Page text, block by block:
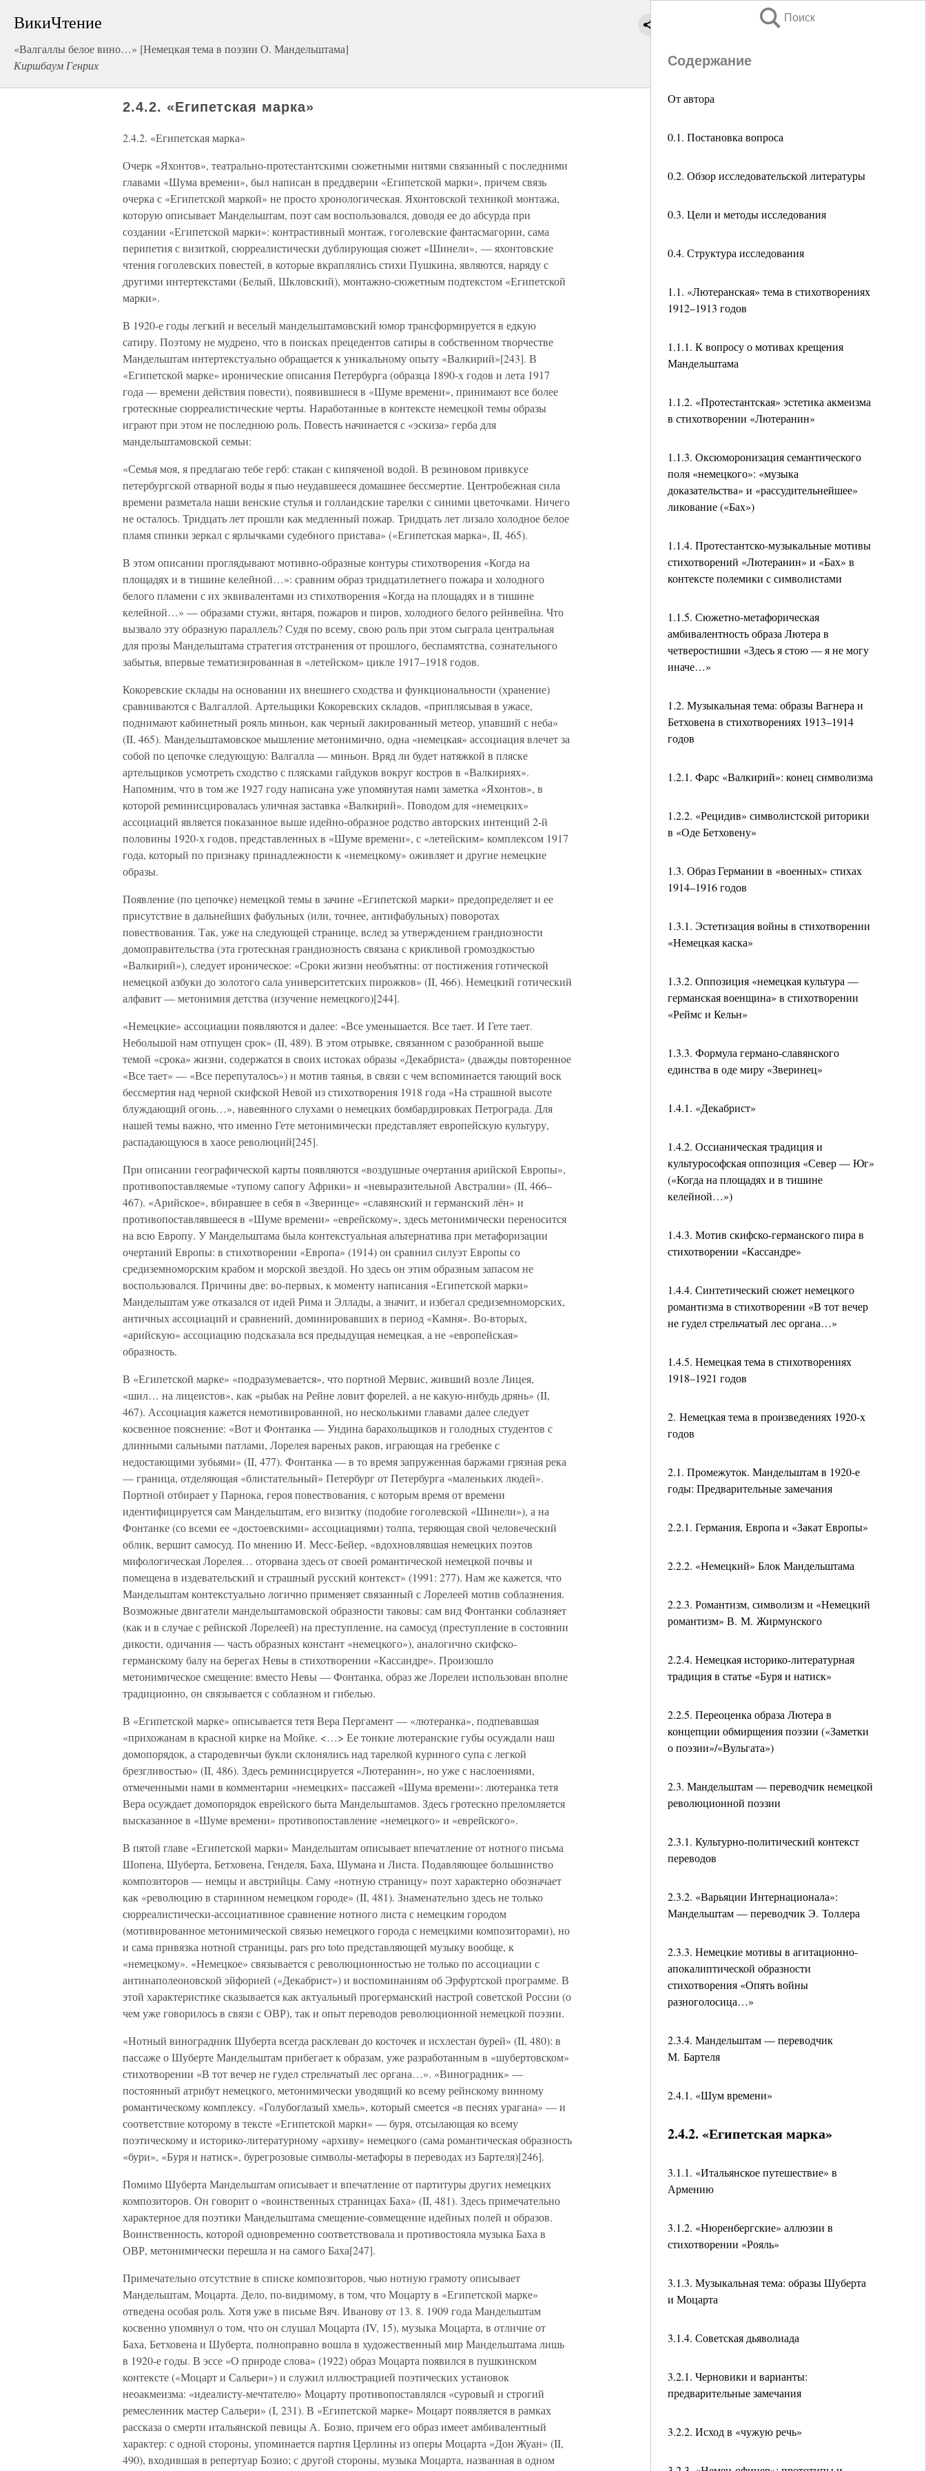
ВикиЧтение
«Валгаллы белое вино…» [Немецкая тема в поэзии О. Мандельштама]
Киршбаум Генрих
Поиск
Содержание
От автора
0.1. Постановка вопроса
0.2. Обзор исследовательской литературы
0.3. Цели и методы исследования
0.4. Структура исследования
1.1. «Лютеранская» тема в стихотворениях
1912–1913 годов
1.1.1. К вопросу о мотивах крещения
Мандельштама
1.1.2. «Протестантская» эстетика акмеизма
в стихотворении «Лютеранин»
1.1.3. Оксюморонизация семантического
поля «немецкого»: «музыка
доказательства» и «рассудительнейшее»
ликование («Бах»)
1.1.4. Протестантско-музыкальные мотивы
стихотворений «Лютеранин» и «Бах» в
контексте полемики с символистами
1.1.5. Сюжетно-метафорическая
амбивалентность образа Лютера в
четверостишии «Здесь я стою — я не могу
иначе…»
1.2. Музыкальная тема: образы Вагнера и
Бетховена в стихотворениях 1913–1914
годов
1.2.1. Фарс «Валкирий»: конец символизма
1.2.2. «Рецидив» символистской риторики
в «Оде Бетховену»
1.3. Образ Германии в «военных» стихах
1914–1916 годов
1.3.1. Эстетизация войны в стихотворении
«Немецкая каска»
1.3.2. Оппозиция «немецкая культура —
германская военщина» в стихотворении
«Реймс и Кельн»
1.3.3. Формула германо-славянского
единства в оде миру «Зверинец»
1.4.1. «Декабрист»
1.4.2. Оссианическая традиция и
культурософская оппозиция «Север — Юг»
(«Когда на площадях и в тишине
келейной…»)
1.4.3. Мотив скифско-германского пира в
стихотворении «Кассандре»
1.4.4. Синтетический сюжет немецкого
романтизма в стихотворении «В тот вечер
не гудел стрельчатый лес органа…»
1.4.5. Немецкая тема в стихотворениях
1918–1921 годов
2. Немецкая тема в произведениях 1920-х
годов
2.1. Промежуток. Мандельштам в 1920-е
годы: Предварительные замечания
2.2.1. Германия, Европа и «Закат Европы»
2.2.2. «Немецкий» Блок Мандельштама
2.2.3. Романтизм, символизм и «Немецкий
романтизм» В. М. Жирмунского
2.2.4. Немецкая историко-литературная
традиция в статье «Буря и натиск»
2.2.5. Переоценка образа Лютера в
концепции обмирщения поэзии («Заметки
о поэзии»/«Вульгата»)
2.3. Мандельштам — переводчик немецкой
революционной поэзии
2.3.1. Культурно-политический контекст
переводов
2.3.2. «Варьяции Интернационала»:
Мандельштам — переводчик Э. Толлера
2.3.3. Немецкие мотивы в агитационно-
апокалиптической образности
стихотворения «Опять войны
разноголосица…»
2.3.4. Мандельштам — переводчик
М. Бартеля
2.4.1. «Шум времени»
2.4.2. «Египетская марка»
3.1.1. «Итальянское путешествие» в
Армению
3.1.2. «Нюренбергские» аллюзии в
стихотворении «Рояль»
3.1.3. Музыкальная тема: образы Шуберта
и Моцарта
3.1.4. Советская дьяволиада
3.2.1. Черновики и варианты:
предварительные замечания
3.2.2. Исход в «чужую речь»
2.4.2. «Египетская марка»
2.4.2. «Египетская марка»
Очерк «Яхонтов», театрально-протестантскими сюжетными нитями связанный с последними
главами «Шума времени», был написан в преддверии «Египетской марки», причем связь
очерка с «Египетской маркой» не просто хронологическая. Яхонтовской техникой монтажа,
которую описывает Мандельштам, поэт сам воспользовался, доводя ее до абсурда при
создании «Египетской марки»: контрастивный монтаж, гоголевские фантасмагории, сама
перипетия с визиткой, сюрреалистически дублирующая сюжет «Шинели», — яхонтовские
чтения гоголевских повестей, в которые вкраплялись стихи Пушкина, являются, наряду с
другими интертекстами (Белый, Шкловский), монтажно-сюжетным подтекстом «Египетской
марки».
В 1920-е годы легкий и веселый мандельштамовский юмор трансформируется в едкую
сатиру. Поэтому не мудрено, что в поисках прецедентов сатиры в собственном творчестве
Мандельштам интертекстуально обращается к уникальному опыту «Валкирий»[243]. В
«Египетской марке» иронические описания Петербурга (образца 1890-х годов и лета 1917
года — времени действия повести), появившиеся в «Шуме времени», принимают все более
гротескные сюрреалистические черты. Наработанные в контексте немецкой темы образы
играют при этом не последнюю роль. Повесть начинается с «эскиза» герба для
мандельштамовской семьи:
«Семья моя, я предлагаю тебе герб: стакан с кипяченой водой. В резиновом привкусе
петербургской отварной воды я пью неудавшееся домашнее бессмертие. Центробежная сила
времени разметала наши венские стулья и голландские тарелки с синими цветочками. Ничего
не осталось. Тридцать лет прошли как медленный пожар. Тридцать лет лизало холодное белое
пламя спинки зеркал с ярлычками судебного пристава» («Египетская марка», II, 465).
В этом описании проглядывают мотивно-образные контуры стихотворения «Когда на
площадях и в тишине келейной…»: сравним образ тридцатилетнего пожара и холодного
белого пламени с их эквивалентами из стихотворения «Когда на площадях и в тишине
келейной…» — образами стужи, янтаря, пожаров и пиров, холодного белого рейнвейна. Что
вызвало эту образную параллель? Судя по всему, свою роль при этом сыграла центральная
для прозы Мандельштама стратегия отстранения от прошлого, беспамятства, сознательного
забытья, впервые тематизированная в «летейском» цикле 1917–1918 годов.
Кокоревские склады на основании их внешнего сходства и функциональности (хранение)
сравниваются с Валгаллой. Артельщики Кокоревских складов, «приплясывая в ужасе,
поднимают кабинетный рояль миньон, как черный лакированный метеор, упавший с неба»
(II, 465). Мандельштамовское мышление метонимично, одна «немецкая» ассоциация влечет за
собой по цепочке следующую: Валгалла — миньон. Вряд ли будет натяжкой в пляске
артельщиков усмотреть сходство с плясками гайдуков вокруг костров в «Валкириях».
Напомним, что в том же 1927 году написана уже упомянутая нами заметка «Яхонтов», в
которой реминисцировалась уличная заставка «Валкирий». Поводом для «немецких»
ассоциаций является показанное выше идейно-образное родство авторских интенций 2-й
половины 1920-х годов, представленных в «Шуме времени», с «летейским» комплексом 1917
года, который по признаку принадлежности к «немецкому» оживляет и другие немецкие
образы.
Появление (по цепочке) немецкой темы в зачине «Египетской марки» предопределяет и ее
присутствие в дальнейших фабульных (или, точнее, антифабульных) поворотах
повествования. Так, уже на следующей странице, вслед за утверждением грандиозности
домоправительства (эта гротескная грандиозность связана с крикливой громоздкостью
«Валкирий»), следует ироническое: «Сроки жизни необъятны: от постижения готической
немецкой азбуки до золотого сала университетских пирожков» (II, 466). Немецкий готический
алфавит — метонимия детства (изучение немецкого)[244].
«Немецкие» ассоциации появляются и далее: «Все уменьшается. Все тает. И Гете тает.
Небольшой нам отпущен срок» (II, 489). В этом отрывке, связанном с разобранной выше
темой «срока» жизни, содержатся в своих истоках образы «Декабриста» (дважды повторенное
«Все тает» — «Все перепуталось») и мотив таянья, в связи с чем вспоминается тающий воск
бессмертия над черной скифской Невой из стихотворения 1918 года «На страшной высоте
блуждающий огонь…», навеянного слухами о немецких бомбардировках Петрограда. Для
нашей темы важно, что именно Гете метонимически представляет европейскую культуру,
распадающуюся в хаосе революций[245].
При описании географической карты появляются «воздушные очертания арийской Европы»,
противопоставляемые «тупому сапогу Африки» и «невыразительной Австралии» (II, 466–
467). «Арийское», вбиравшее в себя в «Зверинце» «славянский и германский лён» и
противопоставлявшееся в «Шуме времени» «еврейскому», здесь метонимически переносится
на всю Европу. У Мандельштама была контекстуальная альтернатива при метафоризации
очертаний Европы: в стихотворении «Европа» (1914) он сравнил силуэт Европы со
средиземноморским крабом и морской звездой. Но здесь он этим образным запасом не
воспользовался. Причины две: во-первых, к моменту написания «Египетской марки»
Мандельштам уже отказался от идей Рима и Эллады, а значит, и избегал средиземноморских,
античных ассоциаций и сравнений, доминировавших в период «Камня». Во-вторых,
«арийскую» ассоциацию подсказала вся предыдущая немецкая, а не «европейская»
образность.
В «Египетской марке» «подразумевается», что портной Мервис, живший возле Лицея,
«шил… на лицеистов», как «рыбак на Рейне ловит форелей, а не какую-нибудь дрянь» (II,
467). Ассоциация кажется немотивированной, но несколькими главами далее следует
косвенное пояснение: «Вот и Фонтанка — Ундина барахольщиков и голодных студентов с
длинными сальными патлами, Лорелея вареных раков, играющая на гребенке с
недостающими зубьями» (II, 477). Фонтанка — в то время запруженная баржами грязная река
— граница, отделяющая «блистательный» Петербург от Петербурга «маленьких людей».
Портной отбирает у Парнока, героя повествования, с которым время от времени
идентифицируется сам Мандельштам, его визитку (подобие гоголевской «Шинели»), а на
Фонтанке (со всеми ее «достоевскими» ассоциациями) толпа, теряющая свой человеческий
облик, вершит самосуд. По мнению И. Месс-Бейер, «вдохновлявшая немецких поэтов
мифологическая Лорелея… оторвана здесь от своей романтической немецкой почвы и
помещена в издевательский и страшный русский контекст» (1991: 277). Нам же кажется, что
Мандельштам контекстуально логично применяет связанный с Лорелеей мотив соблазнения.
Возможные двигатели мандельштамовской образности таковы: сам вид Фонтанки соблазняет
(как и в случае с рейнской Лорелеей) на преступление, на самосуд (преступление в состоянии
дикости, одичания — часть образных констант «немецкого»), аналогично скифско-
германскому балу на берегах Невы в стихотворении «Кассандре». Произошло
метонимическое смещение: вместо Невы — Фонтанка, образ же Лорелеи использован вполне
традиционно, он связывается с соблазном и гибелью.
В «Египетской марке» описывается тетя Вера Пергамент — «лютеранка», подпевавшая
«прихожанам в красной кирке на Мойке. <…> Ее тонкие лютеранские губы осуждали наш
домопорядок, а стародевичьи букли склонялись над тарелкой куриного супа с легкой
брезгливостью» (II, 486). Здесь реминисцируется «Лютеранин», но уже с наслоениями,
отмеченными нами в комментарии «немецких» пассажей «Шума времени»: лютеранка тетя
Вера осуждает домопорядок еврейского быта Мандельштамов. Здесь гротескно преломляется
высказанное в «Шуме времени» противопоставление «немецкого» и «еврейского».
В пятой главе «Египетской марки» Мандельштам описывает впечатление от нотного письма
Шопена, Шуберта, Бетховена, Генделя, Баха, Шумана и Листа. Подавляющее большинство
композиторов — немцы и австрийцы. Саму «нотную страницу» поэт характерно обозначает
как «революцию в старинном немецком городе» (II, 481). Знаменательно здесь не только
сюрреалистически-ассоциативное сравнение нотного листа с немецким городом
(мотивированное метонимической связью немецкого города с немецкими композиторами), но
и сама привязка нотной страницы, pars pro toto представляющей музыку вообще, к
«немецкому». «Немецкое» связывается с революционностью не только по ассоциации с
антинаполеоновской эйфорией («Декабрист») и воспоминаниям об Эрфуртской программе. В
этой характеристике сказывается как актуальный прогерманский настрой советской России (о
чем уже говорилось в связи с ОВР), так и опыт переводов революционной немецкой поэзии.
«Нотный виноградник Шуберта всегда расклеван до косточек и исхлестан бурей» (II, 480): в
пассаже о Шуберте Мандельштам прибегает к образам, уже разработанным в «шубертовском»
стихотворении «В тот вечер не гудел стрельчатый лес органа…». «Виноградник» —
постоянный атрибут немецкого, метонимически уводящий ко всему рейнскому винному
романтическому комплексу. «Голубоглазый хмель», который смеется «в песнях урагана» — и
соответствие которому в тексте «Египетской марки» — буря, отсылающая ко всему
поэтическому и историко-литературному «архиву» немецкого (сама романтическая образность
«бури», «Буря и натиск», бурегрозовые символы-метафоры в переводах из Бартеля)[246].
Помимо Шуберта Мандельштам описывает и впечатление от партитуры других немецких
композиторов. Он говорит о «воинственных страницах Баха» (II, 481). Здесь примечательно
характерное для поэтики Мандельштама смещение-совмещение идейных полей и образов.
Воинственность, которой одновременно соответствовала и противостояла музыка Баха в
ОВР, метонимически перешла и на самого Баха[247].
Примечательно отсутствие в списке композиторов, чью нотную грамоту описывает
Мандельштам, Моцарта. Дело, по-видимому, в том, что Моцарту в «Египетской марке»
отведена особая роль. Хотя уже в письме Вяч. Иванову от 13. 8. 1909 года Мандельштам
косвенно упомянул о том, что он слушал Моцарта (IV, 15), музыка Моцарта, в отличие от
Баха, Бетховена и Шуберта, полноправно вошла в художественный мир Мандельштама лишь
в 1920-е годы. В эссе «О природе слова» (1922) образ Моцарта появился в пушкинском
контексте («Моцарт и Сальери») и служил иллюстрацией поэтических установок
неоакмеизма: «идеалисту-мечтателю» Моцарту противопоставлялся «суровый и строгий
ремесленник мастер Сальери» (I, 231). В «Египетской марке» Моцарт появляется в рамках
рассказа о смерти итальянской певицы А. Бозио, причем его образ имеет амбивалентный
характер: с одной стороны, упоминается партия Церлины из оперы Моцарта «Дон Жуан» (II,
490), входившая в репертуар Бозио; с другой стороны, музыка Моцарта, названная в одном